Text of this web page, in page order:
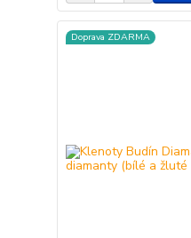
Doprava ZDARMA